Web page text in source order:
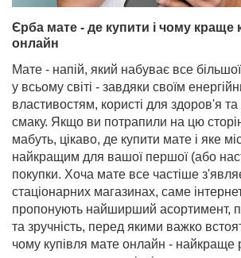
Єрба мате - де купити і чому краще
онлайн
Мате - напій, який набуває все
у всьому світі - завдяки своїм
властивостям, користі для здоров'я та
смаку. Якщо ви потрапили на цю
мабуть, цікаво, де купити мате і яке
найкращим для вашої першої (або
покупки. Хоча мате все частіше
стаціонарних магазинах, саме
пропонують найширший асортимент,
та зручність, перед якими важко
чому купівля мате онлайн - найкраще